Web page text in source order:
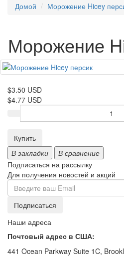
Домой Морожение Hicey
Морожение
$3.50 USD
$4.77 USD
Купить
В закладки
В сравнение
Подписаться на рассылку
Для получения новостей и акций
Наши адреса
Почтовый адрес в США:
441 Ocean Parkway Suite 1C,